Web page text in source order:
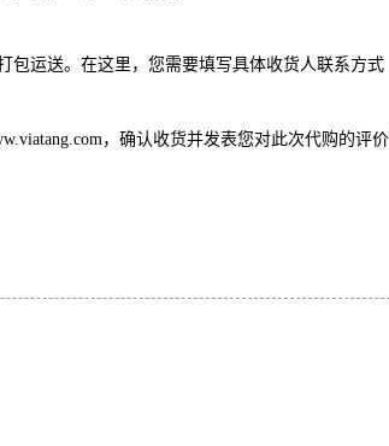
包运送。在这里，您需要填写具体收货人联系方式
，确认收货并发表您对此次代购的评